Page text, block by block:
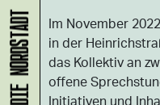
Im November
in der
das Kollektiv an
offene
Initiativen und